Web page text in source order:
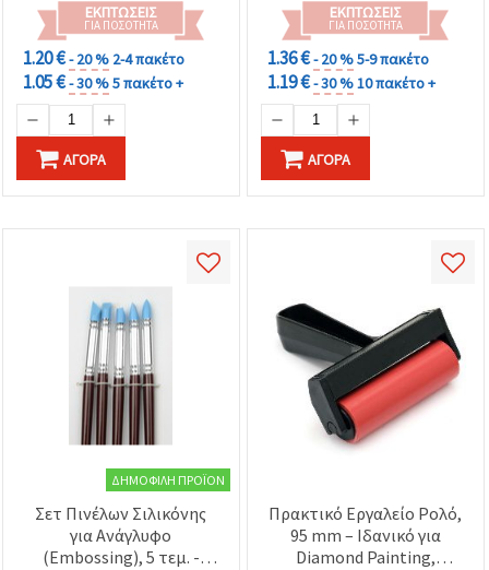
ΕΚΠΤΏΣΕΙΣ
ΓΙΑ ΠΟΣΌΤΗΤΑ
1.20 €- 20 % 2-4 πακέτο
1.05 €- 30 %5 πακέτο +
ΑΓΟΡΆ
ΕΚΠΤΏΣΕΙΣ
ΓΙΑ ΠΟΣΌΤΗΤΑ
1.36 €- 20 %5-9 πακέτο
1.19 €- 30 %10 πακέτο +
ΑΓΟΡΆ
ΔΗΜΟΦΙΛΉ ΠΡΟΪΌΝ
Σετ Πινέλων Σιλικόνης
για Ανάγλυφο
(Embossing), 5 τεμ. -
Πρακτικό Εργαλείο Ρολό,
95 mm – Ιδανικό για
Diamond Painting,